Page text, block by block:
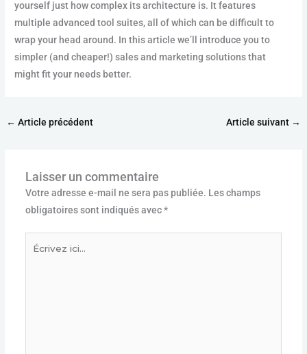
yourself just how complex its architecture is. It features
multiple advanced tool suites, all of which can be difficult to
wrap your head around. In this article we’ll introduce you to
simpler (and cheaper!) sales and marketing solutions that
might fit your needs better.
← Article précédent Article suivant →
Laisser un commentaire
Votre adresse e-mail ne sera pas publiée. Les champs
obligatoires sont indiqués avec*